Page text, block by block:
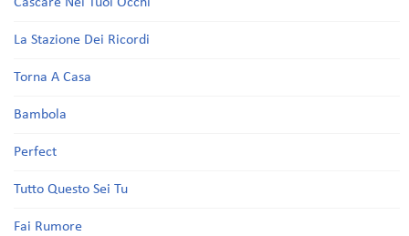
La Stazione Dei Ricordi
Torna A Casa
Bambola
Perfect
Tutto Questo Sei Tu
Fai Rumore